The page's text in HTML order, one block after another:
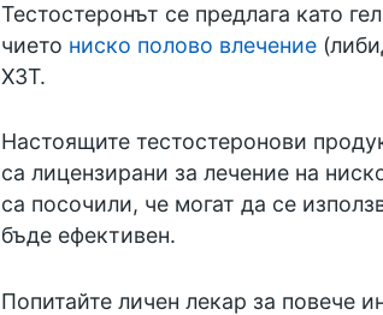
Тестостеронът се предлага като
чието ниско полово влечение
ХЗТ.
Настоящите тестостеронови
са лицензирани за лечение на
са посочили, че могат да се
бъде ефективен.
Попитайте личен лекар за повече